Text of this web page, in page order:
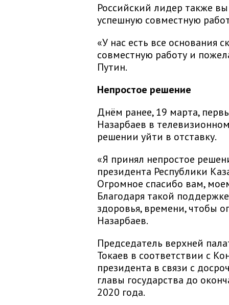
Российский лидер также
успешную совместную
«У нас есть все основания
совместную работу и
Путин.
Непростое решение
Днём ранее, 19 марта,
Назарбаев в
решении уйти в отставку.
«Я принял непростое
президента Республики
Огромное спасибо вам,
Благодаря такой
здоровья, времени, чтобы
Назарбаев.
Председатель верхней
Токаев в соответствии с
президента в связи с
главы государства до
2020 года.